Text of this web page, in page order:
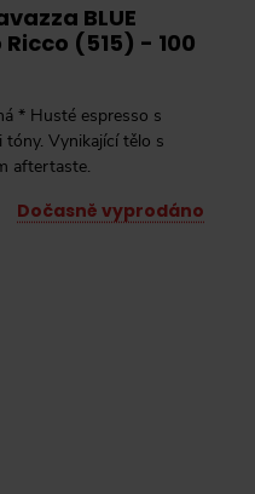
BLUE
Ricco (515) - 100
* Husté espresso s
tóny. Vynikající tělo s
aftertaste.
Dočasně vyprodáno